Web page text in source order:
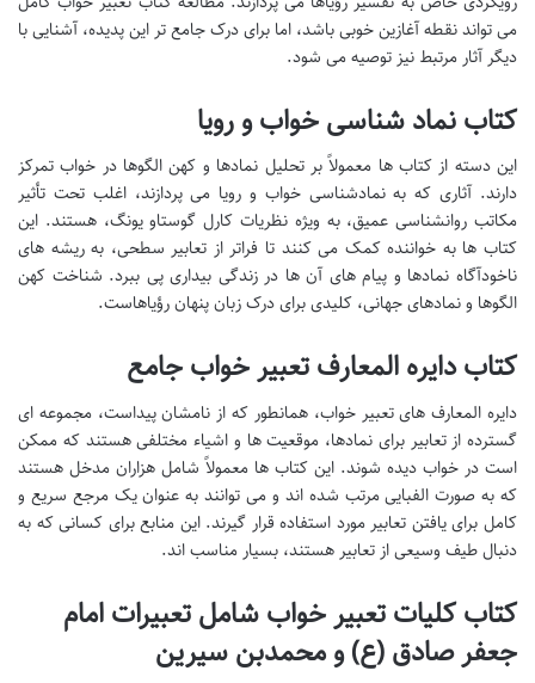
می تواند نقطه آغازین خوبی باشد، اما برای درک جامع تر این پدیده، آشنایی با
دیگر آثار مرتبط نیز توصیه می شود.
کتاب نماد شناسی خواب و رویا
این دسته از کتاب ها معمولاً بر تحلیل نمادها و کهن الگوها در خواب تمرکز
دارند. آثاری که به نمادشناسی خواب و رویا می پردازند، اغلب تحت تأثیر
مکاتب روانشناسی عمیق، به ویژه نظریات کارل گوستاو یونگ، هستند. این
کتاب ها به خواننده کمک می کنند تا فراتر از تعابیر سطحی، به ریشه های
ناخودآگاه نمادها و پیام های آن ها در زندگی بیداری پی ببرد. شناخت کهن
الگوها و نمادهای جهانی، کلیدی برای درک زبان پنهان رؤیاهاست.
کتاب دایره المعارف تعبیر خواب جامع
دایره المعارف های تعبیر خواب، همانطور که از نامشان پیداست، مجموعه ای
گسترده از تعابیر برای نمادها، موقعیت ها و اشیاء مختلفی هستند که ممکن
است در خواب دیده شوند. این کتاب ها معمولاً شامل هزاران مدخل هستند
که به صورت الفبایی مرتب شده اند و می توانند به عنوان یک مرجع سریع و
کامل برای یافتن تعابیر مورد استفاده قرار گیرند. این منابع برای کسانی که به
دنبال طیف وسیعی از تعابیر هستند، بسیار مناسب اند.
کتاب کلیات تعبیر خواب شامل تعبیرات امام
جعفر صادق (ع) و محمدبن سیرین